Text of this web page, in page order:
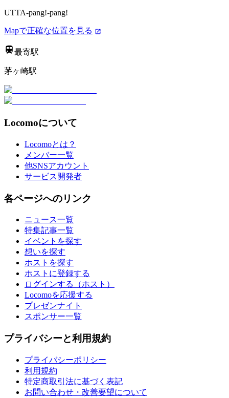
UTTA-pang!-pang!
Mapで正確な位置を見る
最寄駅
茅ヶ崎駅
Locomoについて
Locomoとは？
メンバー一覧
他SNSアカウント
サービス開発者
各ページへのリンク
ニュース一覧
特集記事一覧
イベントを探す
想いを探す
ホストを探す
ホストに登録する
ログインする（ホスト）
Locomoを応援する
プレゼンナイト
スポンサー一覧
プライバシーと利用規約
プライバシーポリシー
利用規約
特定商取引法に基づく表記
お問い合わせ・改善要望について